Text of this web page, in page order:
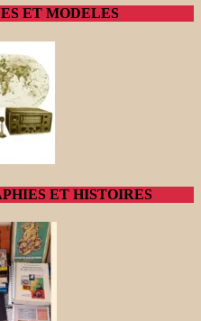
ET MODELES
ET HISTOIRES